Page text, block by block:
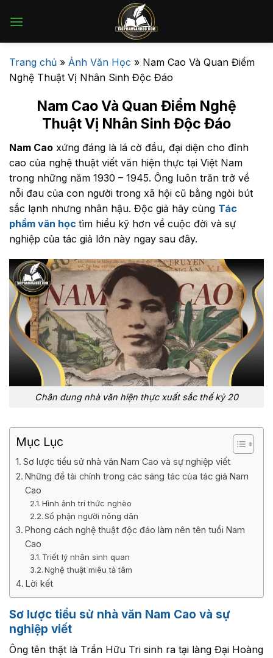
qua
Trang chủ » Ảnh Văn Học » Nam Cao Và Quan Điểm
Nghệ Thuật Vị Nhân Sinh Độc Đáo
Nam Cao Và Quan Điểm Nghệ
Thuật Vị Nhân Sinh Độc Đáo
Nam Cao xứng đáng là lá cờ đầu, đại diện cho đỉnh
cao của nghệ thuật viết văn hiện thực tại Việt Nam
trong những năm 1930 – 1945. Ông luôn trăn trở về
nỗi đau của con người trong xã hội cũ bằng ngòi bút
sắc lạnh nhưng nhân hậu. Độc giả hãy cùng Tác
phẩm văn học tìm hiểu kỹ hơn về cuộc đời và sự
nghiệp của tác giả lớn này ngay sau đây.
Chân dung nhà văn hiện thực xuất sắc thế kỷ 20
Mục Lục
Sơ lược tiểu sử nhà văn Nam Cao và sự nghiệp viết
Những đề tài chính trong các sáng tác của tác giả Nam
Cao
Hình ảnh trí thức nghèo
Số phận người nông dân
Phong cách nghệ thuật độc đáo làm nên tên tuổi Nam
Cao
Triết lý nhân sinh quan
Nghệ thuật miêu tả tâm
Lời kết
Sơ lược tiểu sử nhà văn Nam Cao và sự
nghiệp viết
Ông tên thật là Trần Hữu Tri sinh ra tại làng Đại Hoàng